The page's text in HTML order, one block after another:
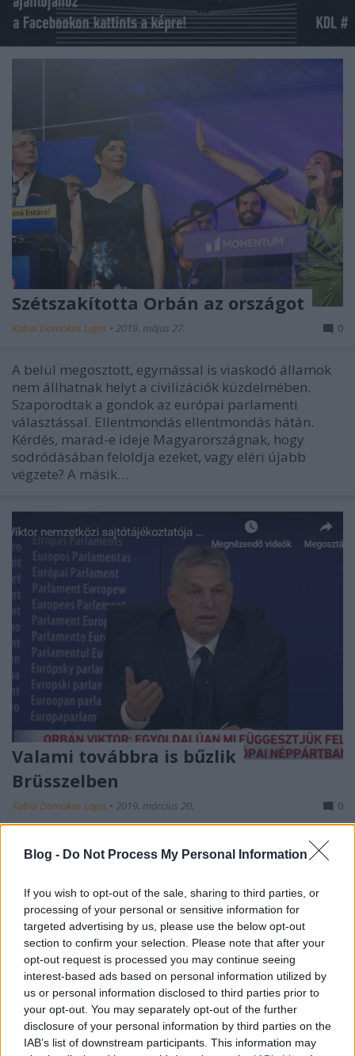
Blog - Do Not Process My Personal Information
If you wish to opt-out of the sale, sharing to third parties, or
processing of your personal or sensitive information for
targeted advertising by us, please use the below opt-out
section to confirm your selection. Please note that after your
opt-out request is processed you may continue seeing
interest-based ads based on personal information utilized by
us or personal information disclosed to third parties prior to
your opt-out. You may separately opt-out of the further
disclosure of your personal information by third parties on the
IAB’s list of downstream participants. This information may
Szétszakította Orbán az országot
Kabai Domokos Lajos • 2019. május 27. 0
A belül megosztott, egymással is viaskodó államok
nem állhatnak helyt a civilizációk küzdelmében.
Szaporodtak a gondok az európai parlamenti
választással. Ellentmondás ellentmondás hátán.
Kérdés, marad-e ideje Magyarországnak, hogy
sodródásában feloldja ezeket, vagy eléri újabb
végzete? A másik…
Valami továbbra is bűzlik
Brüsszelben
Kabai Domokos Lajos • 2019. március 20. 0
Orbán Viktor azt sugallta, hogy győzött és időt nyert.
Mindenesetre ismét lejáratta az uniót és
függesztik fel és nem zárják ki a Fideszt, a párt
önként felfüggeszti részvételét az Európai Parlament
néppárti frakciójában.” Március 20-án 19:45…